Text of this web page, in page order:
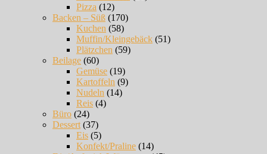
Pizza (12)
Backen – Süß (170)
Kuchen (58)
Muffin/Kleingebäck (51)
Plätzchen (59)
Beilage (60)
Gemüse (19)
Kartoffeln (9)
Nudeln (14)
Reis (4)
Büro (24)
Dessert (37)
Eis (5)
Konfekt/Praline (14)